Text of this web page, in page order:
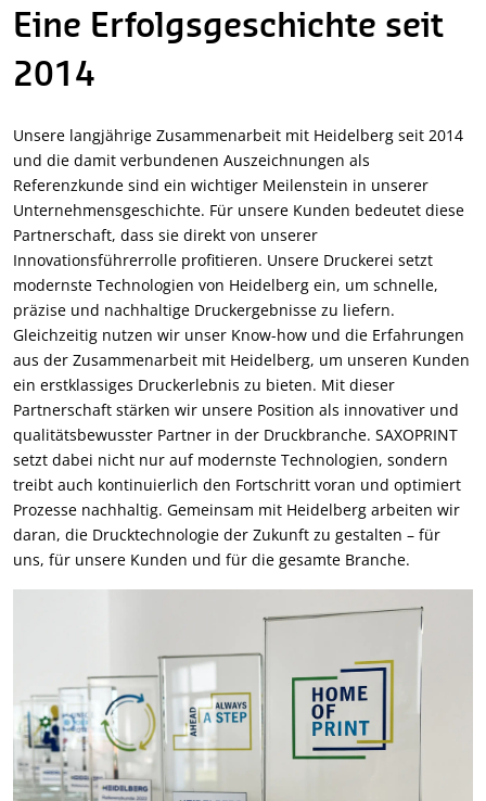
Eine Erfolgsgeschichte seit
2014
Unsere langjährige Zusammenarbeit mit Heidelberg seit 2014
und die damit verbundenen Auszeichnungen als
Referenzkunde sind ein wichtiger Meilenstein in unserer
Unternehmensgeschichte. Für unsere Kunden bedeutet diese
Partnerschaft, dass sie direkt von unserer
Innovationsführerrolle profitieren. Unsere Druckerei setzt
modernste Technologien von Heidelberg ein, um schnelle,
präzise und nachhaltige Druckergebnisse zu liefern.
Gleichzeitig nutzen wir unser Know-how und die Erfahrungen
aus der Zusammenarbeit mit Heidelberg, um unseren Kunden
ein erstklassiges Druckerlebnis zu bieten. Mit dieser
Partnerschaft stärken wir unsere Position als innovativer und
qualitätsbewusster Partner in der Druckbranche. SAXOPRINT
setzt dabei nicht nur auf modernste Technologien, sondern
treibt auch kontinuierlich den Fortschritt voran und optimiert
Prozesse nachhaltig. Gemeinsam mit Heidelberg arbeiten wir
daran, die Drucktechnologie der Zukunft zu gestalten – für
uns, für unsere Kunden und für die gesamte Branche.